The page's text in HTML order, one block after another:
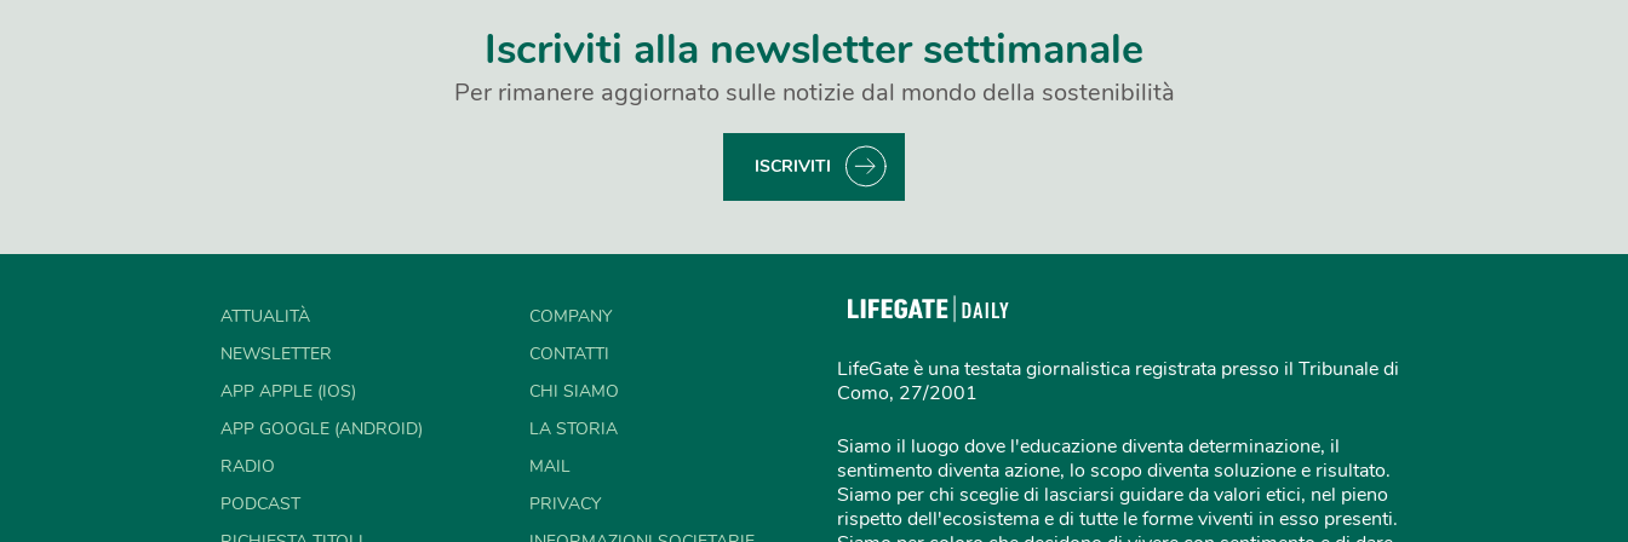
Iscriviti alla newsletter settimanale
Per rimanere aggiornato sulle notizie dal mondo della sostenibilità
ISCRIVITI
ATTUALITÀ
NEWSLETTER
APP APPLE (IOS)
APP GOOGLE (ANDROID)
RADIO
PODCAST
COMPANY
CONTATTI
CHI SIAMO
LA STORIA
MAIL
PRIVACY
LifeGate è una testata giornalistica registrata presso il Tribunale di
Como, 27/2001
Siamo il luogo dove l'educazione diventa determinazione, il
sentimento diventa azione, lo scopo diventa soluzione e risultato.
Siamo per chi sceglie di lasciarsi guidare da valori etici, nel pieno
rispetto dell'ecosistema e di tutte le forme viventi in esso presenti.